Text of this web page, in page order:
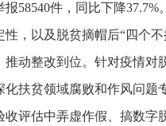
58540件，同比下降37.7%
，以及脱贫摘帽后“四个
动整改到位。针对疫情对
扶贫领域腐败和作风问题
评估中弄虚作假、搞数字